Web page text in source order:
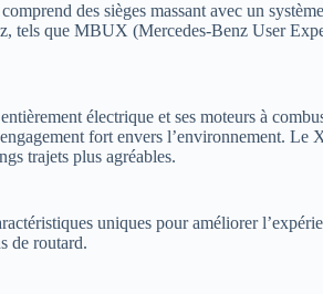
des sièges massant avec un
tels que MBUX (Mercedes-Benz User
électrique et ses moteurs à
fort envers l’environnement. Le
trajets plus agréables.
uniques pour améliorer
de routard.